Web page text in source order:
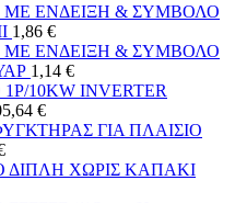
ΜΕ ΕΝΔΕΙΞΗ & ΣΥΜΒΟΛΟ
1,86 €
ΜΕ ΕΝΔΕΙΞΗ & ΣΥΜΒΟΛΟ
1,14 €
10KW INVERTER
€
ΓΙΑ ΠΛΑΙΣΙΟ
ΔΙΠΛΗ ΧΩΡΙΣ ΚΑΠΑΚΙ